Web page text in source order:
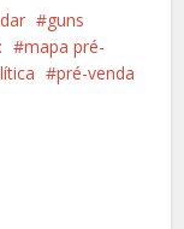
guns
mapa pré-
pré-venda